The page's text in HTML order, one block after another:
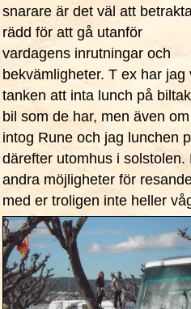
snarare är det väl att
rädd för att gå utanför
vardagens inrutningar och
bekvämligheter. T ex har
tanken att inta lunch på
bil som de har, men även
intog Rune och jag lunchen
därefter utomhus i
andra möjligheter för
med er troligen inte heller